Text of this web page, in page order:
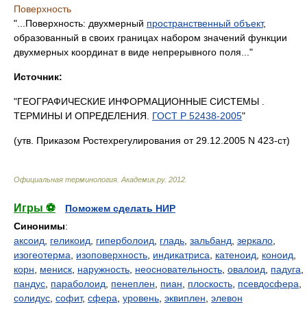
Поверхность
"...Поверхность: двухмерный пространственный объект,
образованный в своих границах набором значений функции
двухмерных координат в виде непрерывного поля..."
Источник:
"ГЕОГРАФИЧЕСКИЕ ИНФОРМАЦИОННЫЕ СИСТЕМЫ .
ТЕРМИНЫ И ОПРЕДЕЛЕНИЯ. ГОСТ Р 52438-2005"
(утв. Приказом Ростехрегулирования от 29.12.2005 N 423-ст)
Официальная терминология Академик.ру. 2012
Игры ⚽
Поможем сделать НИР
Синонимы:
аксоид
геликоид гиперболоид гладь зальбанд зеркало
изогеотерма
изоповерхность индикатриса катеноид коноид
корн
мениск наружность неосновательность овалоид падуга
пандус параболоид пенеплен пиан плоскость псевдосфера
солидус софит, сфера уровень эквиплен элевон